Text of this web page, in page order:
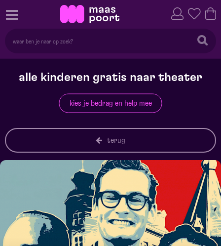
alle kinderen gratis naar theater
kies je bedrag en help mee
terug